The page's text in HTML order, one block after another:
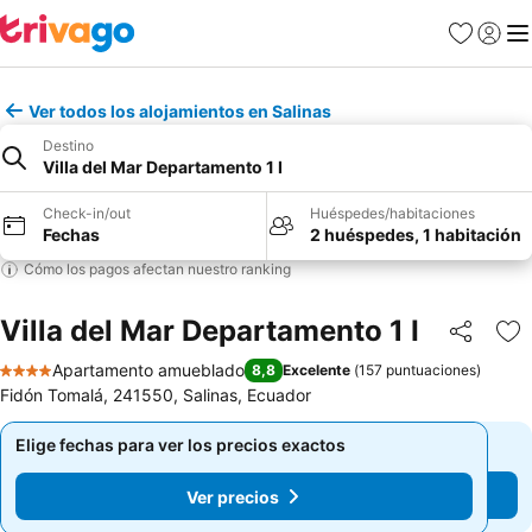
Favoritos
Iniciar
Ver todos los alojamientos en Salinas
Destino
Villa del Mar Departamento 1 I
Check-in/out
Fechas
Huéspedes/habitaciones
2 huéspedes, 1 habitación
Cómo los pagos afectan nuestro ranking
Villa del Mar Departamento 1 I Compartir
4 Estrellas
Apartamento amueblado 8,8 Excelente (157 puntuaciones)
Fidón Tomalá, 241550, Salinas, Ecuador
Elige fechas para ver los precios exactos
Ver precios
Elige fechas para ver los precios exactos
Ver precios